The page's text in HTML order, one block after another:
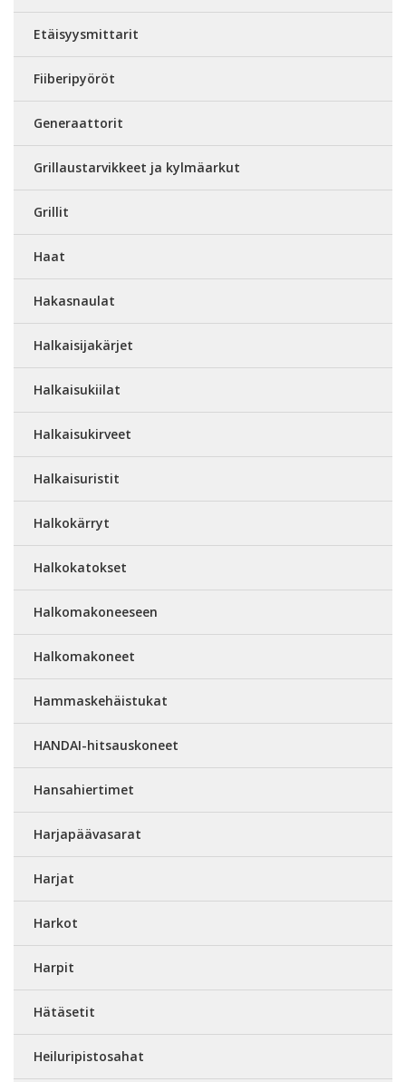
Etäisyysmittarit
Fiiberipyöröt
Generaattorit
Grillaustarvikkeet ja kylmäarkut
Grillit
Haat
Hakasnaulat
Halkaisijakärjet
Halkaisukiilat
Halkaisukirveet
Halkaisuristit
Halkokärryt
Halkokatokset
Halkomakoneeseen
Halkomakoneet
Hammaskehäistukat
HANDAI-hitsauskoneet
Hansahiertimet
Harjapäävasarat
Harjat
Harkot
Harpit
Hätäsetit
Heiluripistosahat